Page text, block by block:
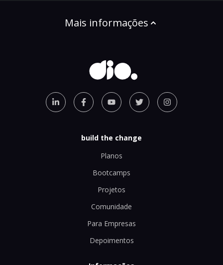
Mais informações
build the change
Planos
Bootcamps
Projetos
Comunidade
Para Empresas
Depoimentos